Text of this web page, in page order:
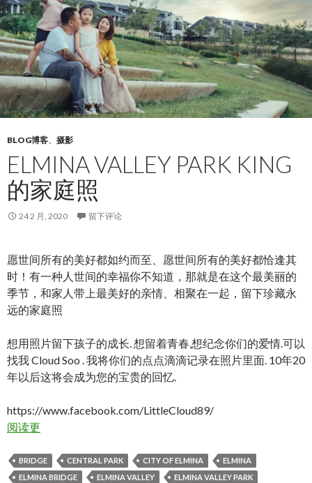
BLOG博客、 摄影
ELMINA VALLEY PARK KING
的家庭照
24 2 月, 2020 留下评论
愿世间所有的美好都如约而至、愿世间所有的美好都恰逢其
时！有一种人世间的幸福你不知道，那就是在这个最美丽的
季节，和家人带上最美好的亲情、相聚在一起，留下珍藏永
远的家庭照
想用照片留下孩子的成长. 想留着青春,想纪念你们的爱情.可以
找我 Cloud Soo . 我将你们的点点滴滴记录在照片里面. 10年20
年以后这将会成为您的宝贵的回忆.
https://www.facebook.com/LittleCloud89/
阅读更
BRIDGE CENTRAL PARK CITY OF ELMINA
ELMINA
ELMINA BRIDGE
ELMINA VALLEY
ELMINA VALLEY PARK